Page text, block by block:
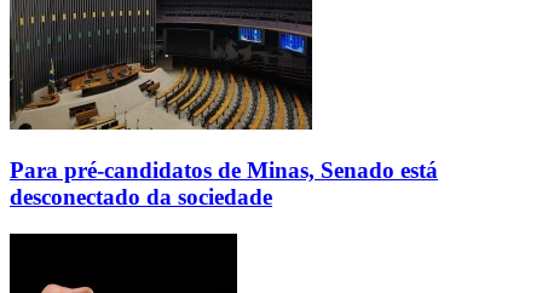
Para pré-candidatos de Minas, Senado está
desconectado da sociedade